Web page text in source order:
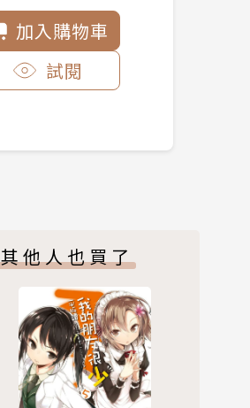
加入購物車
試閱
其他人也買了